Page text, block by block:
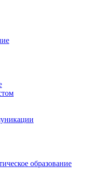
образование